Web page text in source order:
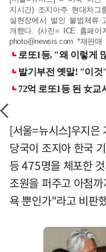
지시간) 조지아주 현대차그
설현장에서 벌인 불법체류
개했다. (사진= ICE 홈페이
photo@newsis.com *재판
[서울=뉴시스]우지은
당국이 조지아 한국
등 475명을 체포한
조원을 퍼주고 아첨
욕 뿐인가"라고 비판